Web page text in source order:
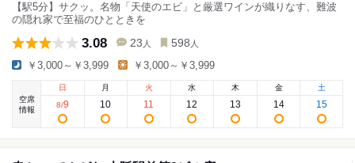
【駅5分】サクッ。名物「天使のエビ」と厳選ワインが織りなす、難波
の隠れ家で至福のひとときを
3.08 23 人 598 人
￥3,000～￥3,999 ￥3,000～￥3,999
空席
情報
日
8/9
月
10
火
11
水
12
木
13
金
14
土
15